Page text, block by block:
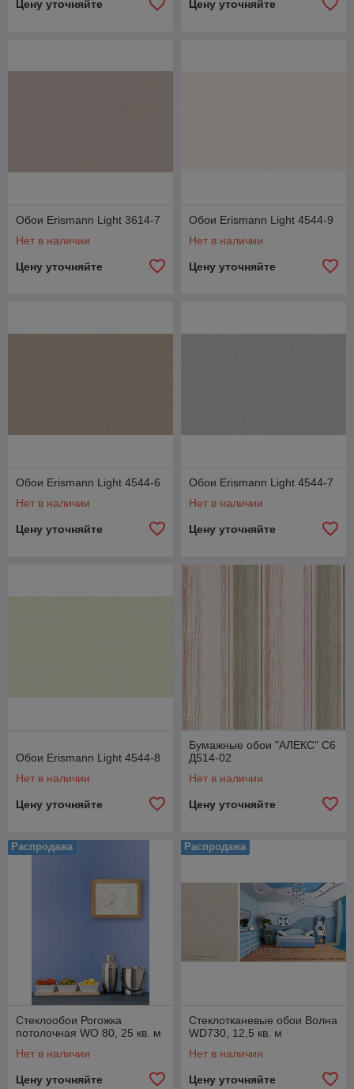
Цену уточняйте Цену уточняйте
Обои Erismann Light 3614-7
Нет в наличии
Цену уточняйте
Обои Erismann Light 4544-9
Нет в наличии
Цену уточняйте
Обои Erismann Light 4544-6
Нет в наличии
Цену уточняйте
Обои Erismann Light 4544-7
Нет в наличии
Цену уточняйте
Обои Erismann Light 4544-8
Нет в наличии
Цену уточняйте
Бумажные обои "АЛЕКС" С6
Д514-02
Нет в наличии
Цену уточняйте
Распродажа
Стеклообои Рогожка
потолочная WO 80, 25 кв. м
Нет в наличии
Цену уточняйте
Распродажа
Стеклотканевые обои Волна
WD730, 12,5 кв. м
Нет в наличии
Цену уточняйте